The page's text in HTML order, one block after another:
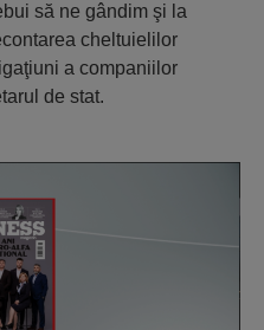
să ne gândim şi la
cheltuielilor
a companiilor
de stat.